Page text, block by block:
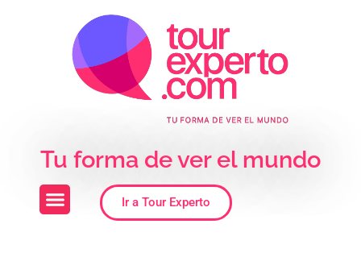
Tu forma de ver el mundo
Ir a Tour Experto